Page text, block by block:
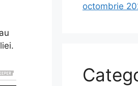
octombrie